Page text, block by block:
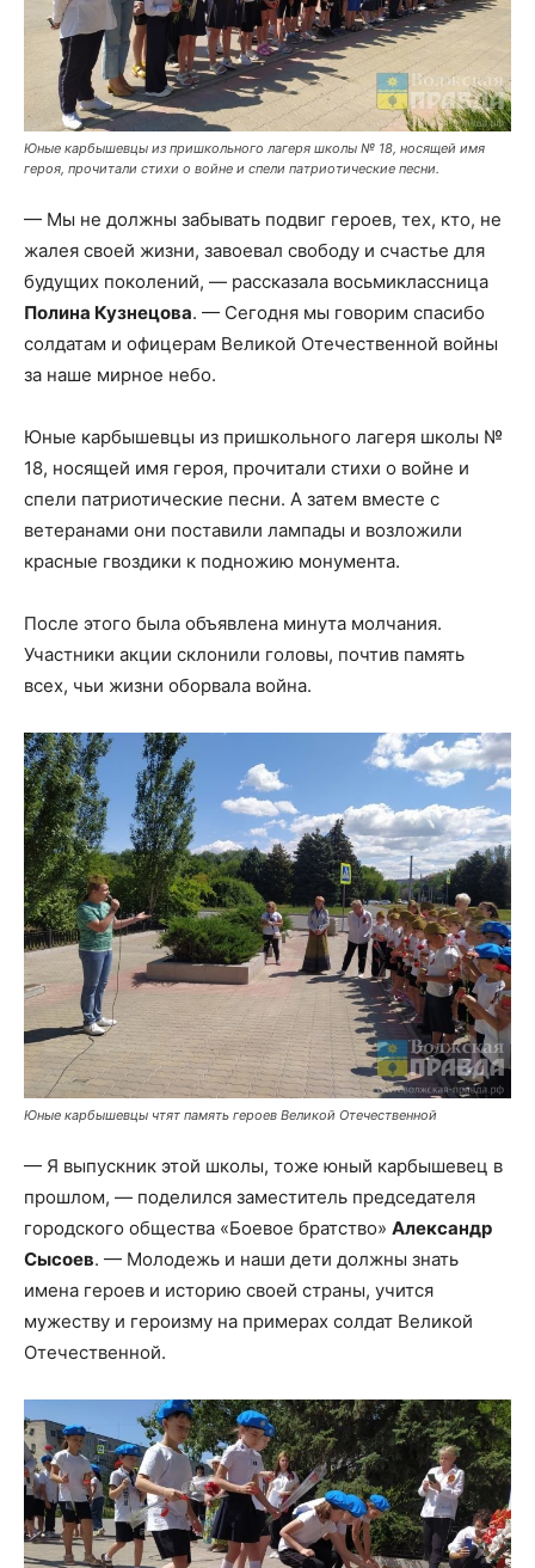
Юные карбышевцы из пришкольного лагеря школы № 18, носящей имя
героя, прочитали стихи о войне и спели патриотические песни.
— Мы не должны забывать подвиг героев, тех, кто, не
жалея своей жизни, завоевал свободу и счастье для
будущих поколений, — рассказала восьмиклассница
Полина Кузнецова. — Сегодня мы говорим спасибо
солдатам и офицерам Великой Отечественной войны
за наше мирное небо.
Юные карбышевцы из пришкольного лагеря школы №
18, носящей имя героя, прочитали стихи о войне и
спели патриотические песни. А затем вместе с
ветеранами они поставили лампады и возложили
красные гвоздики к подножию монумента.
После этого была объявлена минута молчания.
Участники акции склонили головы, почтив память
всех, чьи жизни оборвала война.
Юные карбышевцы чтят память героев Великой Отечественной
— Я выпускник этой школы, тоже юный карбышевец в
прошлом, — поделился заместитель председателя
городского общества «Боевое братство» Александр
Сысоев. — Молодежь и наши дети должны знать
имена героев и историю своей страны, учится
мужеству и героизму на примерах солдат Великой
Отечественной.